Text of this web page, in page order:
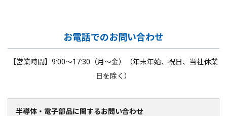
お電話でのお問い合わせ
【営業時間】9:00～17:30（月～金）（年末年始、祝日、当社休業
日を除く）
半導体・電子部品に関するお問い合わせ